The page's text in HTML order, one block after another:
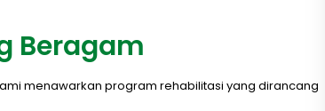
Beragam
menawarkan program rehabilitasi yang dirancang